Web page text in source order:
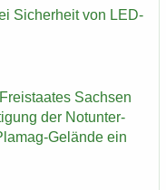
Si­cher­heit von LED-​
Sach­sen
der Not­un­ter­
​Gelände ein